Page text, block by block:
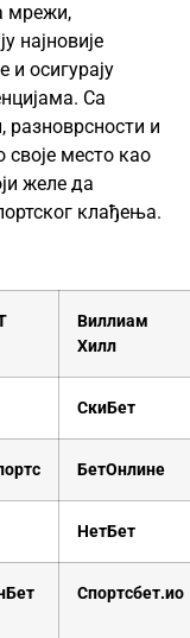
мрежи,
најновије
и осигурају
Са
и
своје место као
желе да
клађења.
Виллиам
Хилл
СкиБет
БетОнлине
НетБет
Спортсбет.ио